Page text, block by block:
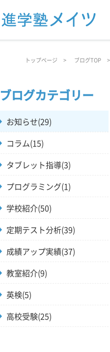
トップページ ブログTOP
ブログカテゴリー
お知らせ(29)
コラム(15)
タブレット指導(3)
プログラミング(1)
学校紹介(50)
定期テスト分析(39)
成績アップ実績(37)
教室紹介(9)
英検(5)
高校受験(25)